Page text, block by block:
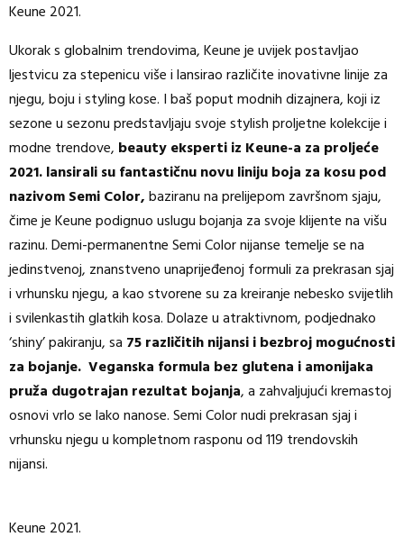
Keune 2021.
Ukorak s globalnim trendovima, Keune je uvijek postavljao
ljestvicu za stepenicu više i lansirao različite inovativne linije za
njegu, boju i styling kose. I baš poput modnih dizajnera, koji iz
sezone u sezonu predstavljaju svoje stylish proljetne kolekcije i
modne trendove, beauty eksperti iz Keune-a za proljeće
2021. lansirali su fantastičnu novu liniju boja za kosu pod
nazivom Semi Color,baziranu na prelijepom završnom sjaju,
čime je Keune podignuo uslugu bojanja za svoje klijente na višu
razinu. Demi-permanentne Semi Color nijanse temelje se na
jedinstvenoj, znanstveno unaprijeđenoj formuli za prekrasan sjaj
i vrhunsku njegu, a kao stvorene su za kreiranje nebesko svijetlih
i svilenkastih glatkih kosa. Dolaze u atraktivnom, podjednako
‘shiny’ pakiranju, sa 75 različitih nijansii bezbroj mogućnosti
za bojanje. Veganska formula bez glutena i amonijaka
pruža dugotrajan rezultat bojanja, a zahvaljujući kremastoj
osnovi vrlo se lako nanose. Semi Color nudi prekrasan sjaj i
vrhunsku njegu u kompletnom rasponu od 119 trendovskih
nijansi.
Keune 2021.